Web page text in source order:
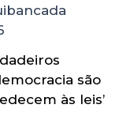
são
às leis’